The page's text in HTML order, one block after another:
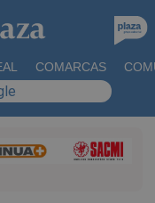
COMARCAS